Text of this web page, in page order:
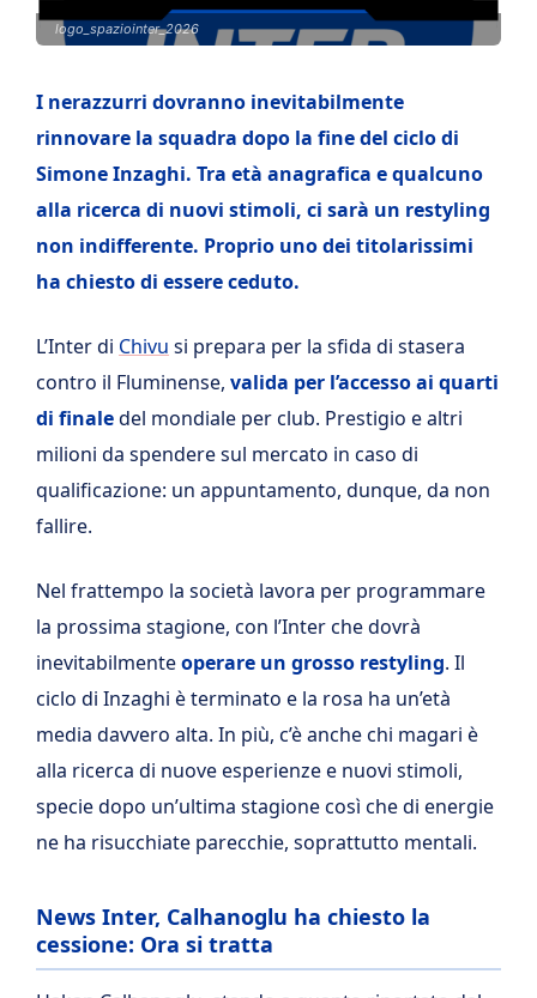
logo_spaziointer_2026
I nerazzurri dovranno inevitabilmente
rinnovare la squadra dopo la fine del ciclo di
Simone Inzaghi. Tra età anagrafica e qualcuno
alla ricerca di nuovi stimoli, ci sarà un restyling
non indifferente. Proprio uno dei titolarissimi
ha chiesto di essere ceduto.
L’Inter di Chivu si prepara per la sfida di stasera
contro il Fluminense, valida per l’accesso ai quarti
di finaledel mondiale per club. Prestigio e altri
milioni da spendere sul mercato in caso di
qualificazione: un appuntamento, dunque, da non
fallire.
Nel frattempo la società lavora per programmare
la prossima stagione, con l’Inter che dovrà
inevitabilmenteoperare un grosso restyling. Il
ciclo di Inzaghi è terminato e la rosa ha un’età
media davvero alta. In più, c’è anche chi magari è
alla ricerca di nuove esperienze e nuovi stimoli,
specie dopo un’ultima stagione così che di energie
ne ha risucchiate parecchie, soprattutto mentali.
News Inter, Calhanoglu ha chiesto la
cessione: Ora si tratta